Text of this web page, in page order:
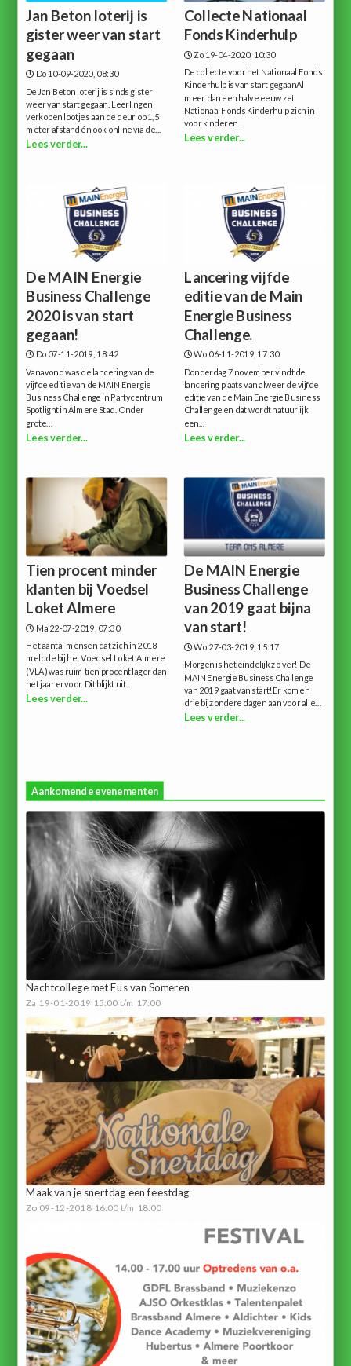
Jan Beton loterij is
gister weer van start
gegaan
Do 10-09-2020, 08:30
De Jan Beton loterij is sinds gister
weer van start gegaan. Leerlingen
verkopen lootjes aan de deur op 1,5
meter afstand én ook online via de...
Lees verder...
Collecte Nationaal
Fonds Kinderhulp
Zo 19-04-2020, 10:30
De collecte voor het Nationaal Fonds
Kinderhulp is van start gegaanAl
meer dan een halve eeuw zet
Nationaal Fonds Kinderhulp zich in
voor kinderen...
Lees verder...
De MAIN Energie
Business Challenge
2020 is van start
gegaan!
Do 07-11-2019, 18:42
Vanavond was de lancering van de
vijfde editie van de MAIN Energie
Business Challenge in Partycentrum
Spotlight in Almere Stad. Onder
grote...
Lees verder...
Lancering vijfde
editie van de Main
Energie Business
Challenge.
Wo 06-11-2019, 17:30
Donderdag 7 november vindt de
lancering plaats van alweer de vijfde
editie van de Main Energie Business
Challenge en dat wordt natuurlijk
een...
Lees verder...
Tien procent minder
klanten bij Voedsel
Loket Almere
Ma 22-07-2019, 07:30
Het aantal mensen dat zich in 2018
meldde bij het Voedsel Loket Almere
(VLA) was ruim tien procent lager dan
het jaar ervoor. Dit blijkt uit...
Lees verder...
De MAIN Energie
Business Challenge
van 2019 gaat bijna
van start!
Wo 27-03-2019, 15:17
Morgen is het eindelijk zo ver! De
MAIN Energie Business Challenge
van 2019 gaat van start!Er komen
drie bijzondere dagen aan voor alle...
Lees verder...
Aankomende evenementen
Nachtcollege met Eus van Someren
Za 19-01-2019 15:00 t/m 17:00
Maak van je snertdag een feestdag
Zo 09-12-2018 16:00 t/m 18:00